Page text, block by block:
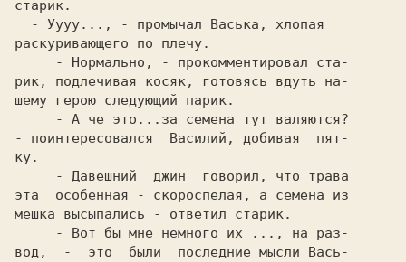
раскуривающего по плечу.
рик, подлечивая косяк, готовясь вдуть на-
шему герою следующий парик.
- поинтересовался  Василий, добивая  пят-
ку.
эта  особенная - скороспелая, а семена из
мешка высыпались - ответил старик.
вод,  -  это  были  последние мысли Вась-